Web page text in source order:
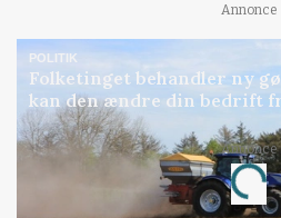
Annonce
POLITIK
Folketinget behandler ny
kan den ændre din bedrift
Annonce